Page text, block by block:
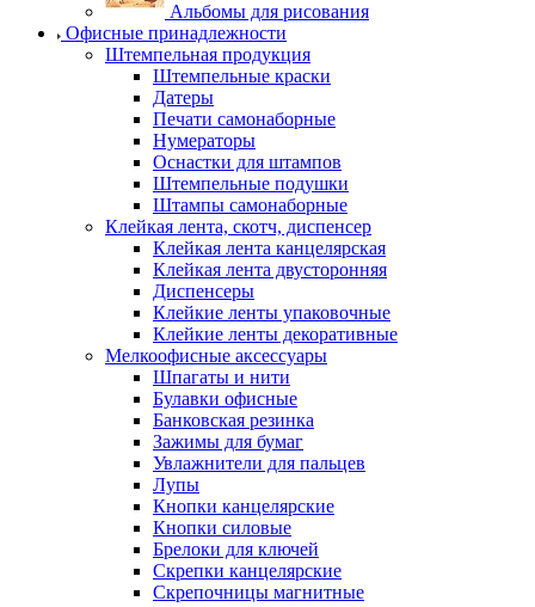
Альбомы для рисования
Офисные принадлежности
Штемпельная продукция
Штемпельные краски
Датеры
Печати самонаборные
Нумераторы
Оснастки для штампов
Штемпельные подушки
Штампы самонаборные
Клейкая лента, скотч, диспенсер
Клейкая лента канцелярская
Клейкая лента двусторонняя
Диспенсеры
Клейкие ленты упаковочные
Клейкие ленты декоративные
Мелкоофисные аксессуары
Шпагаты и нити
Булавки офисные
Банковская резинка
Зажимы для бумаг
Увлажнители для пальцев
Лупы
Кнопки канцелярские
Кнопки силовые
Брелоки для ключей
Скрепки канцелярские
Скрепочницы магнитные